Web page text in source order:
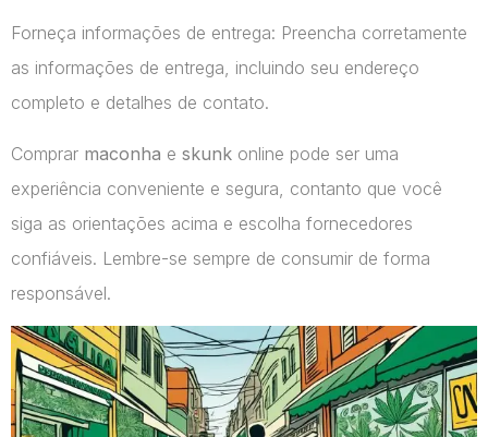
Forneça informações de entrega: Preencha corretamente
as informações de entrega, incluindo seu endereço
completo e detalhes de contato.
Comprar maconha e skunk online pode ser uma
experiência conveniente e segura, contanto que você
siga as orientações acima e escolha fornecedores
confiáveis. Lembre-se sempre de consumir de forma
responsável.